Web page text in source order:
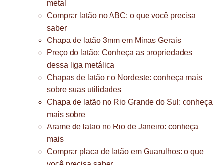
metal
Comprar latão no ABC: o que você precisa
saber
Chapa de latão 3mm em Minas Gerais
Preço do latão: Conheça as propriedades
dessa liga metálica
Chapas de latão no Nordeste: conheça mais
sobre suas utilidades
Chapa de latão no Rio Grande do Sul: conheça
mais sobre
Arame de latão no Rio de Janeiro: conheça
mais
Comprar placa de latão em Guarulhos: o que